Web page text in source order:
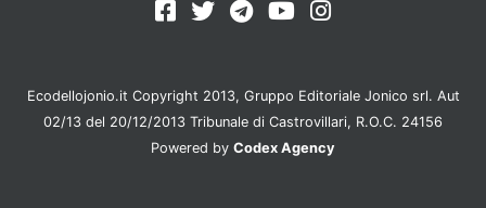
Ecodellojonio.it Copyright 2013, Gruppo Editoriale Jonico srl. Aut
02/13 del 20/12/2013 Tribunale di Castrovillari, R.O.C. 24156
Powered by Codex Agency